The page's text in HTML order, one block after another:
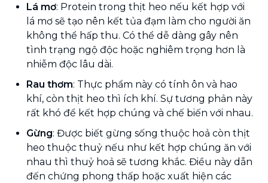
Lá mơ: Protein trong thịt heo nếu kết hợp với
lá mơ sẽ tạo nên kết tủa đạm làm cho người ăn
không thể hấp thu. Có thể dễ dàng gây nên
tình trạng ngộ độc hoặc nghiêm trọng hơn là
nhiễm độc lâu dài.
Rau thơm: Thực phẩm này có tính ôn và hao
khí, còn thịt heo thì ích khí. Sự tương phản này
rất khó để kết hợp chúng và chế biến với nhau.
Gừng: Được biết gừng sống thuộc hoả còn thịt
heo thuộc thuỷ nếu như kết hợp chúng ăn với
nhau thì thuỷ hoả sẽ tương khắc. Điều này dẫn
đến chứng phong thấp hoặc xuất hiện các